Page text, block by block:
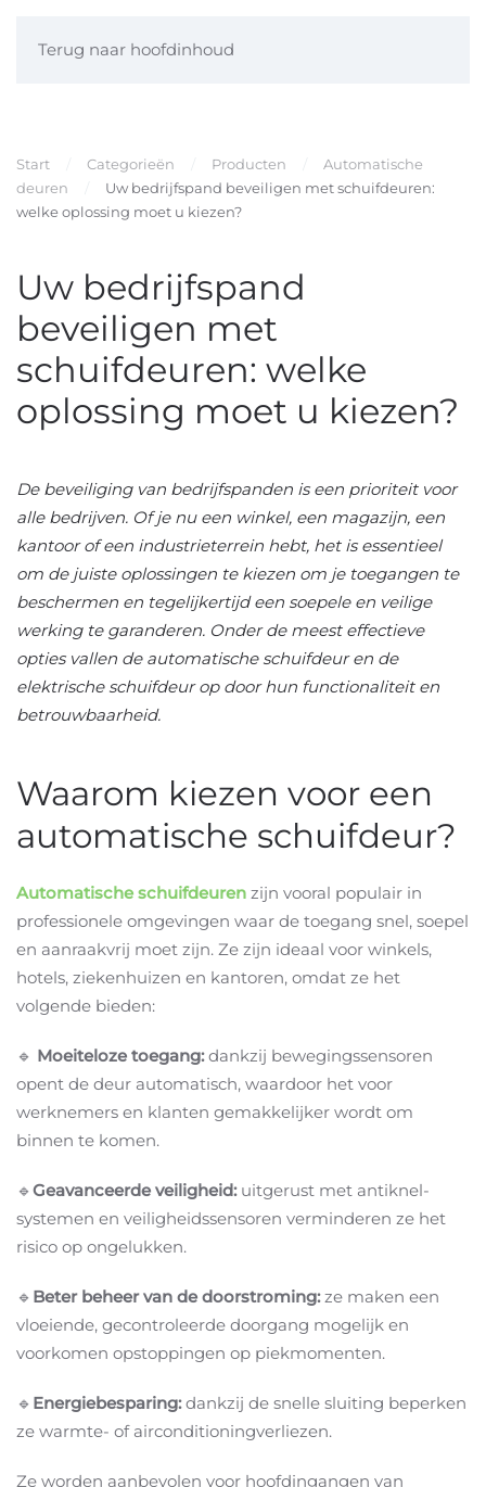
Terug naar hoofdinhoud
Start Categorieën Producten
Automatische
deuren
Uw bedrijfspand beveiligen met schuifdeuren:
welke oplossing moet u kiezen?
Uw bedrijfspand
beveiligen met
schuifdeuren: welke
oplossing moet u kiezen?
De beveiliging van bedrijfspanden is een prioriteit voor
alle bedrijven. Of je nu een winkel, een magazijn, een
kantoor of een industrieterrein hebt, het is essentieel
om de juiste oplossingen te kiezen om je toegangen te
beschermen en tegelijkertijd een soepele en veilige
werking te garanderen. Onder de meest effectieve
opties vallen de automatische schuifdeur en de
elektrische schuifdeur op door hun functionaliteit en
betrouwbaarheid.
Waarom kiezen voor een
automatische schuifdeur?
Automatische schuifdeuren zijn vooral populair in
professionele omgevingen waar de toegang snel, soepel
en aanraakvrij moet zijn. Ze zijn ideaal voor winkels,
hotels, ziekenhuizen en kantoren, omdat ze het
volgende bieden:
🔹 Moeiteloze toegang:dankzij bewegingssensoren
opent de deur automatisch, waardoor het voor
werknemers en klanten gemakkelijker wordt om
binnen te komen.
🔹Geavanceerde veiligheid:uitgerust met antiknel-
systemen en veiligheidssensoren verminderen ze het
risico op ongelukken.
🔹 Beter beheer van de doorstroming:ze maken een
vloeiende, gecontroleerde doorgang mogelijk en
voorkomen opstoppingen op piekmomenten.
🔹 Energiebesparing:dankzij de snelle sluiting beperken
ze warmte- of airconditioningverliezen.
Ze worden aanbevolen voor hoofdingangen van